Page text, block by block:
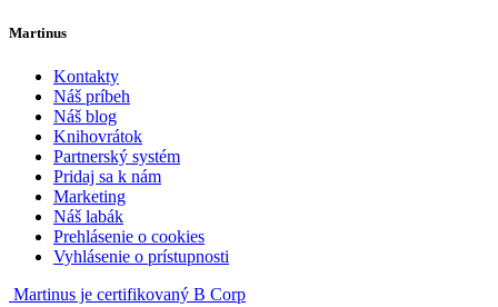
Martinus
Kontakty
Náš príbeh
Náš blog
Knihovrátok
Partnerský systém
Pridaj sa k nám
Marketing
Náš labák
Prehlásenie o cookies
Vyhlásenie o prístupnosti
Martinus je certifikovaný B Corp